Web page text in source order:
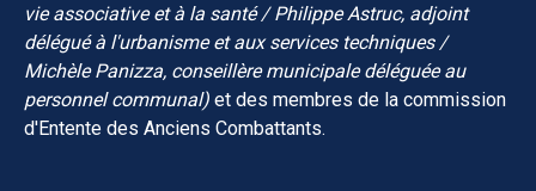
vie associative et à la santé / Philippe Astruc, adjoint
délégué à l'urbanisme et aux services techniques /
Michèle Panizza, conseillère municipale déléguée au
personnel communal) et des membres de la commission
d'Entente des Anciens Combattants.